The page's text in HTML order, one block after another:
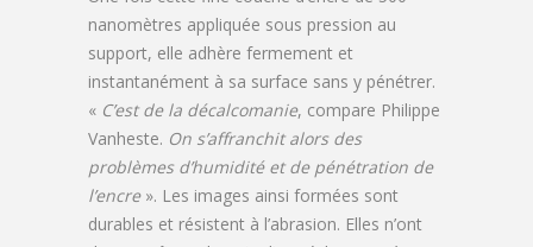
nanomètres appliquée sous pression au
support, elle adhère fermement et
instantanément à sa surface sans y pénétrer.
« C’est de la décalcomanie, compare Philippe
Vanheste. On s’affranchit alors des
problèmes d’humidité et de pénétration de
l’encre». Les images ainsi formées sont
durables et résistent à l’abrasion. Elles n’ont